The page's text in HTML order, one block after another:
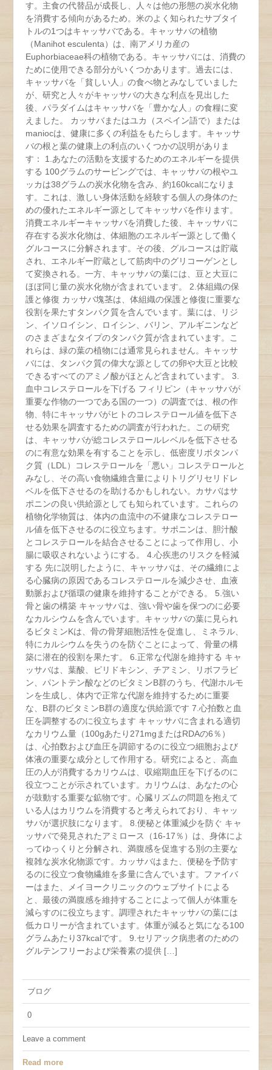
す。主食の代替品が成長し、人々は他の形態の炭水化物
を消費する傾向があるため。米のよく知られたサブタイ
トルの1つはキャッサバである。キャッサバの植物
（Manihot esculenta）は、南アメリカ産の
Euphorbiaceae科の植物である。キャッサバには、消費の
ために使用できる部分がいくつかあります。過去には、
キャッサバを「貧しい人」の食べ物とみなしていました
が、研究と人々がキャッサバの大きな利点を見出した
後、パラダイムはキャッサバを「豊かな人」の食糧に変
えました。 カッサバまたはユカ（スペイン語で）または
maniocは、健康に多くの利益をもたらします。キャッサ
バの根と葉の健康上の利点のいくつかの説明がありま
す： 1.あなたの活動を支援するためのエネルギーを提供
する 100グラムのサービングでは、キャッサバの根やユ
ッカは38グラムの炭水化物を含み、約160kcalになりま
す。これは、激しい身体活動を経験する個人の身体のた
めの優れたエネルギー源としてキャッサバを作ります。
消費エネルギーキャッサバを消費した後、キャッサバに
存在する炭水化物は、体細胞のエネルギー源として働く
グルコースに分解されます。その後、グルコースは貯蔵
され、エネルギー貯蔵として筋肉中のグリコーゲンとし
て変換される。一方、キャッサバの葉には、豆と大豆に
ほぼ同じ量の炭水化物が含まれています。 2.体組織の保
護と修復 カッサバ塊茎は、体組織の保護と修復に重要な
役割を果たすタンパク質を含んでいます。葉には、リジ
ン、イソロイシン、ロイシン、バリン、アルギニンなど
のさまざまなタイプのタンパク質が含まれています。こ
れらは、緑の葉の植物には通常見られません。キャッサ
バには、タンパク質の偉大な源としての卵や大豆と比較
できるすべてのアミノ酸がほとんど含まれています。 3.
血中コレステロールを下げる フィリピン（キャッサバが
重要な作物の一つである国の一つ）の調査では、根の作
物、特にキャッサバがヒトのコレステロール値を低下さ
せる効果を調査するための調査が行われた。この研究
は、キャッサバが総コレステロールレベルを低下させる
のに有意な効果を有することを示し、低密度リポタンパ
ク質（LDL）コレステロールを「悪い」コレステロールと
みなし、その高い食物繊維含量によりトリグリセリドレ
ベルを低下させるのを助けるかもしれない。カサバはサ
ポニンの良い供給源としても知られています。これらの
植物化学物質は、体内の血流中の不健康なコレステロー
ル値を低下させるのに役立ちます。サポニンは、胆汁酸
とコレステロールを結合させることによって作用し、小
腸に吸収されないようにする。 4.心疾患のリスクを軽減
する 先に説明したように、キャッサバは、その繊維によ
る心臓病の原因であるコレステロールを減少させ、血液
動脈および循環の健康を維持することができる。 5.強い
骨と歯の構築 キャッサバは、強い骨や歯を保つのに必要
なカルシウムを含んでいます。キャッサバの葉に見られ
るビタミンKは、骨の骨芽細胞活性を促進し、ミネラル、
特にカルシウムを失うのを防ぐことによって、骨量の構
築に潜在的役割を果たす。 6.正常な代謝を維持する キャ
ッサバは、葉酸、ピリドキシン、チアミン、リボフラビ
ン、パントテン酸などのビタミンB群のうち、代謝ホルモ
ンを生成し、体内で正常な代謝を維持するために重要
な、B群のビタミンB群の適度な供給源です 7.心拍数と血
圧を調整するのに役立ちます キャッサバに含まれる適切
なカリウム量（100gあたり271mgまたはRDAの6％）
は、心拍数および血圧を調節するのに役立つ細胞および
体液の重要な成分として作用する。研究によると、高血
圧の人が消費するカリウムは、収縮期血圧を下げるのに
役立つことが示されています。カリウムは、あなたの心
が鼓動する重要な鉱物です。心臓リズムの問​​題を抱えて
いる人はカリウムを消費すると考えられており、キャッ
サバが選択肢になります。 8.便秘と体重減少を防ぐ キャ
ッサバで発見されたアミロース（16-17％）は、身体によ
ってゆっくりと分解され、満腹感を促進する別の主要な
複雑な炭水化物源です。カッサバはまた、便秘を予防す
るのに役立つ食物繊維を多量に含んでいます。ファイバ
ーはまた、メイヨークリニックのウェブサイトによる
と、最後の満腹感を維持することによって個人が体重を
減らすのに役立ちます。調理されたキャッサバの葉には
低カロリーが含まれています。体重が減ると気になる100
グラムあたり37kcalです。 9.セリアック病患者のための
グルテンフリーおよび栄養素の提供 […]
ブログ
0
Leave a comment
Read more